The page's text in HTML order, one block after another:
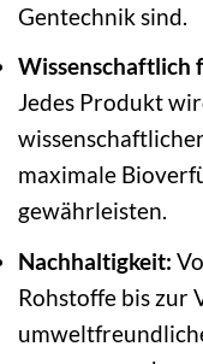
Gentechnik sind.
Wissenschaftlich
Jedes Produkt
maximale
gewährleisten.
Nachhaltigkeit:
Rohstoffe bis zur